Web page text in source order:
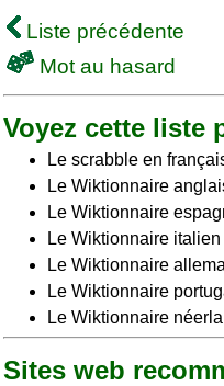
Liste précédente
Mot au hasard
Voyez cette liste
Le scrabble en
Le Wiktionnaire
Le Wiktionnaire
Le Wiktionnaire italien
Le Wiktionnaire
Le Wiktionnaire
Le Wiktionnaire
Sites web